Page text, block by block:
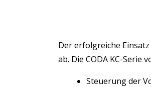
Der erfolgreiche
ab. Die CODA KC-Serie
Steuerung der